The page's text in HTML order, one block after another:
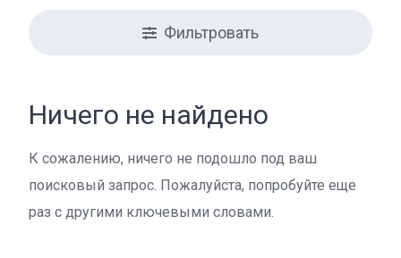
Фильтровать
Ничего не найдено
К сожалению, ничего не подошло под ваш
поисковый запрос. Пожалуйста, попробуйте еще
раз с другими ключевыми словами.